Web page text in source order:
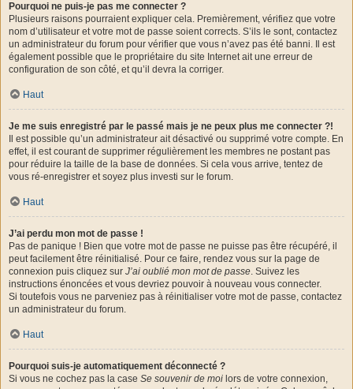
Pourquoi ne puis-je pas me connecter ?
Plusieurs raisons pourraient expliquer cela. Premièrement, vérifiez que votre
nom d’utilisateur et votre mot de passe soient corrects. S’ils le sont, contactez
un administrateur du forum pour vérifier que vous n’avez pas été banni. Il est
également possible que le propriétaire du site Internet ait une erreur de
configuration de son côté, et qu’il devra la corriger.
Haut
Je me suis enregistré par le passé mais je ne peux plus me connecter ?!
Il est possible qu’un administrateur ait désactivé ou supprimé votre compte. En
effet, il est courant de supprimer régulièrement les membres ne postant pas
pour réduire la taille de la base de données. Si cela vous arrive, tentez de
vous ré-enregistrer et soyez plus investi sur le forum.
Haut
J’ai perdu mon mot de passe !
Pas de panique ! Bien que votre mot de passe ne puisse pas être récupéré, il
peut facilement être réinitialisé. Pour ce faire, rendez vous sur la page de
connexion puis cliquez sur J’ai oublié mon mot de passe. Suivez les
instructions énoncées et vous devriez pouvoir à nouveau vous connecter.
Si toutefois vous ne parveniez pas à réinitialiser votre mot de passe, contactez
un administrateur du forum.
Haut
Pourquoi suis-je automatiquement déconnecté ?
Si vous ne cochez pas la case Se souvenir de moi lors de votre connexion,